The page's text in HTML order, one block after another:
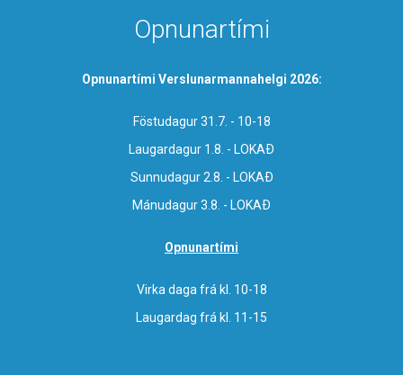
Opnunartími
Opnunartími Verslunarmannahelgi 2026:
Föstudagur 31.7. - 10-18
Laugardagur 1.8. - LOKAÐ
Sunnudagur 2.8. - LOKAÐ
Mánudagur 3.8. - LOKAÐ
Opnunartími
Virka daga frá kl. 10-18
Laugardag frá kl. 11-15